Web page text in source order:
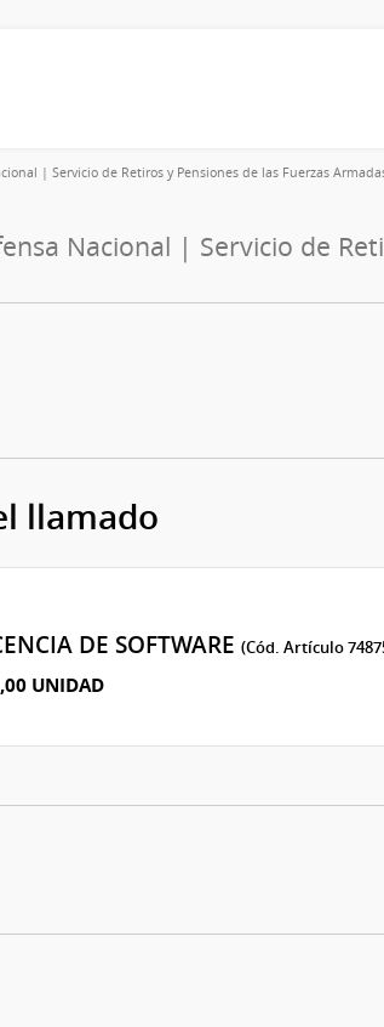
| Servicio de Retiros y Pensiones de las Fuerzas
Nacional | Servicio de
llamado
DE SOFTWARE (Cód. Artículo
UNIDAD